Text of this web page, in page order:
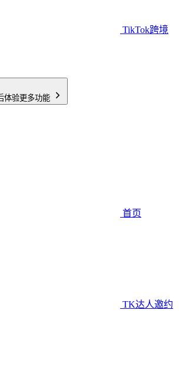
TikTok跨境
体验更多功能
首页
TK达人邀约